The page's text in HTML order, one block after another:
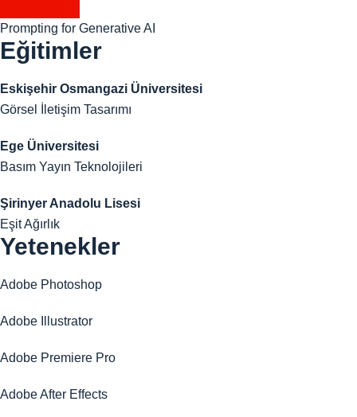
Prompting for Generative AI
Eğitimler
Eskişehir Osmangazi Üniversitesi
Görsel İletişim Tasarımı
Ege Üniversitesi
Basım Yayın Teknolojileri
Şirinyer Anadolu Lisesi
Eşit Ağırlık
Yetenekler
Adobe Photoshop
Adobe Illustrator
Adobe Premiere Pro
Adobe After Effects